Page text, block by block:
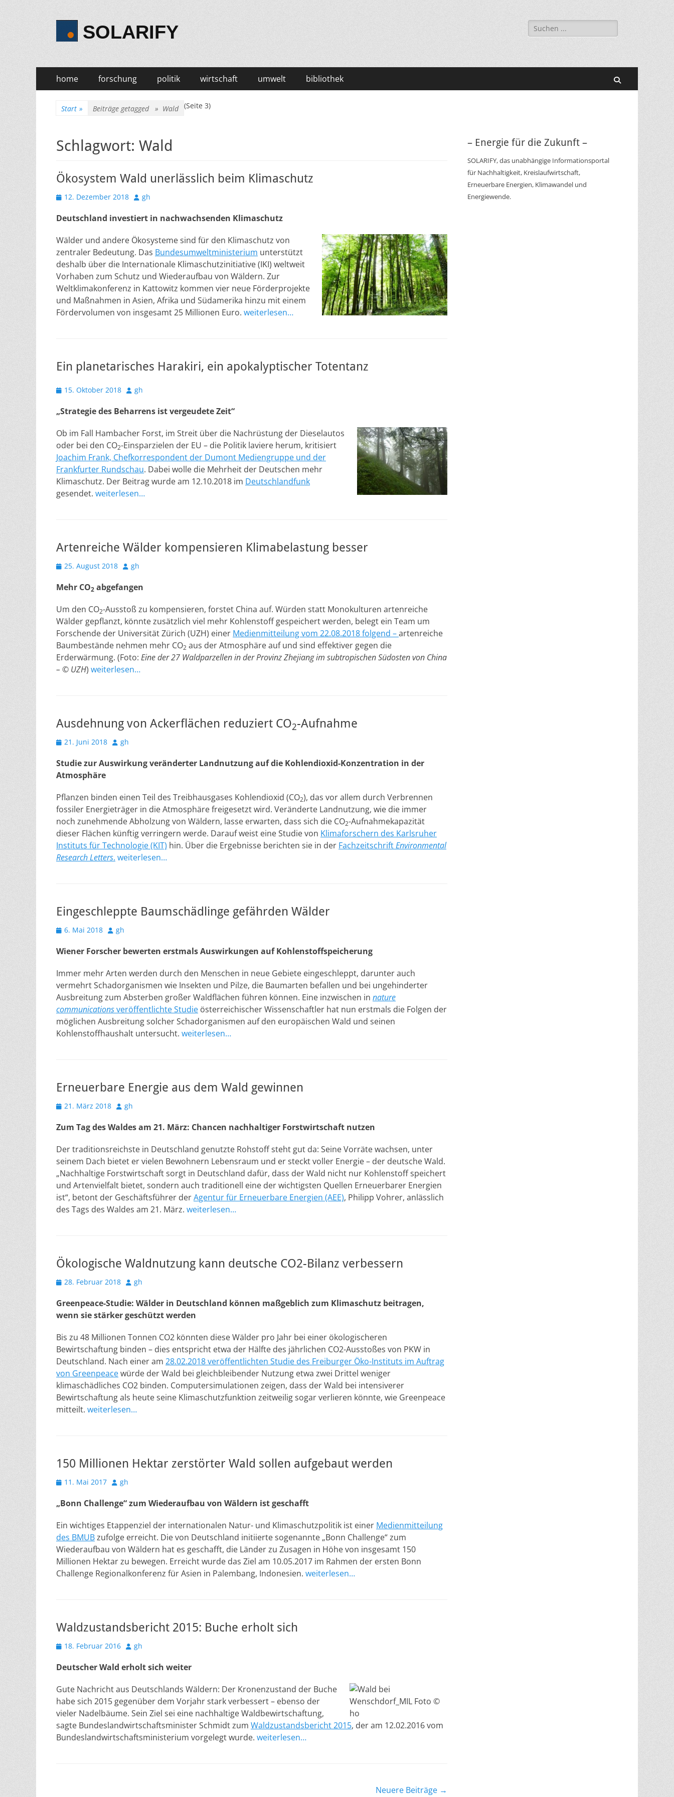
SOLARIFY
Suchen
nach:
Primäres
Menü
Zum
Inhalt
home forschung politik wirtschaft umwelt bibliothek
Start » Beiträge getagged » Wald (Seite 3)
Schlagwort: Wald
Ökosystem Wald unerlässlich beim Klimaschutz
Veröffentlicht
12. Dezember 2018 Autor
gh
Deutschland investiert in nachwachsenden Klimaschutz
Wälder und andere Ökosysteme sind für den Klimaschutz von
zentraler Bedeutung. Das Bundesumweltministerium unterstützt
deshalb über die Internationale Klimaschutzinitiative (IKI) weltweit
Vorhaben zum Schutz und Wiederaufbau von Wäldern. Zur
Weltklimakonferenz in Kattowitz kommen vier neue Förderprojekte
und Maßnahmen in Asien, Afrika und Südamerika hinzu mit einem
Fördervolumen von insgesamt 25 Millionen Euro. weiterlesen…
Ein planetarisches Harakiri, ein apokalyptischer Totentanz
Veröffentlicht
15. Oktober 2018 Autor
gh
„Strategie des Beharrens ist vergeudete Zeit“
Ob im Fall Hambacher Forst, im Streit über die Nachrüstung der Dieselautos
oder bei den CO2-Einsparzielen der EU – die Politik laviere herum, kritisiert
Joachim Frank, Chefkorrespondent der Dumont Mediengruppe und der
Frankfurter Rundschau. Dabei wolle die Mehrheit der Deutschen mehr
Klimaschutz. Der Beitrag wurde am 12.10.2018 im Deutschlandfunk
gesendet. weiterlesen…
Artenreiche Wälder kompensieren Klimabelastung besser
Veröffentlicht
25. August 2018 Autor
gh
Mehr CO2 abgefangen
Um den CO2-Ausstoß zu kompensieren, forstet China auf. Würden statt Monokulturen artenreiche
Wälder gepflanzt, könnte zusätzlich viel mehr Kohlenstoff gespeichert werden, belegt ein Team um
Forschende der Universität Zürich (UZH) einer Medienmitteilung vom 22.08.2018 folgend –artenreiche
Baumbestände nehmen mehr CO2 aus der Atmosphäre auf und sind effektiver gegen die
Erderwärmung. (Foto: Eine der 27 Waldparzellen in der Provinz Zhejiang im subtropischen Südosten von China
– © UZH) weiterlesen…
Ausdehnung von Ackerflächen reduziert CO2-Aufnahme
Veröffentlicht
21. Juni 2018 Autor
gh
Studie zur Auswirkung veränderter Landnutzung auf die Kohlendioxid-Konzentration in der
Atmosphäre
Pflanzen binden einen Teil des Treibhausgases Kohlendioxid (CO2), das vor allem durch Verbrennen
fossiler Energieträger in die Atmosphäre freigesetzt wird. Veränderte Landnutzung, wie die immer
noch zunehmende Abholzung von Wäldern, lasse erwarten, dass sich die CO2-Aufnahmekapazität
dieser Flächen künftig verringern werde. Darauf weist eine Studie von Klimaforschern des Karlsruher
Instituts für Technologie (KIT) hin. Über die Ergebnisse berichten sie in der FachzeitschriftEnvironmental
Research Letters. weiterlesen…
Eingeschleppte Baumschädlinge gefährden Wälder
Veröffentlicht
6. Mai 2018 Autor
gh
Wiener Forscher bewerten erstmals Auswirkungen auf Kohlenstoffspeicherung
Immer mehr Arten werden durch den Menschen in neue Gebiete eingeschleppt, darunter auch
vermehrt Schadorganismen wie Insekten und Pilze, die Baumarten befallen und bei ungehinderter
Ausbreitung zum Absterben großer Waldflächen führen können. Eine inzwischen in nature
communicationsveröffentlichte Studie österreichischer Wissenschaftler hat nun erstmals die Folgen der
möglichen Ausbreitung solcher Schadorganismen auf den europäischen Wald und seinen
Kohlenstoffhaushalt untersucht. weiterlesen…
Erneuerbare Energie aus dem Wald gewinnen
Veröffentlicht
21. März 2018 Autor
gh
Zum Tag des Waldes am 21. März: Chancen nachhaltiger Forstwirtschaft nutzen
Der traditionsreichste in Deutschland genutzte Rohstoff steht gut da: Seine Vorräte wachsen, unter
seinem Dach bietet er vielen Bewohnern Lebensraum und er steckt voller Energie – der deutsche Wald.
„Nachhaltige Forstwirtschaft sorgt in Deutschland dafür, dass der Wald nicht nur Kohlenstoff speichert
und Artenvielfalt bietet, sondern auch traditionell eine der wichtigsten Quellen Erneuerbarer Energien
ist“, betont der Geschäftsführer derAgentur für Erneuerbare Energien (AEE), Philipp Vohrer, anlässlich
des Tags des Waldes am 21. März. weiterlesen…
Ökologische Waldnutzung kann deutsche CO2-Bilanz verbessern
Veröffentlicht
28. Februar 2018 Autor
gh
Greenpeace-Studie: Wälder in Deutschland können maßgeblich zum Klimaschutz beitragen,
wenn sie stärker geschützt werden
Bis zu 48 Millionen Tonnen CO2 könnten diese Wälder pro Jahr bei einer ökologischeren
Bewirtschaftung binden – dies entspricht etwa der Hälfte des jährlichen CO2-Ausstoßes von PKW in
Deutschland. Nach einer am 28.02.2018 veröffentlichten Studie des Freiburger Öko-Instituts im Auftrag
von Greenpeacewürde der Wald bei gleichbleibender Nutzung etwa zwei Drittel weniger
klimaschädliches CO2 binden. Computersimulationen zeigen, dass der Wald bei intensiverer
Bewirtschaftung als heute seine Klimaschutzfunktion zeitweilig sogar verlieren könnte, wie Greenpeace
mitteilt. weiterlesen…
150 Millionen Hektar zerstörter Wald sollen aufgebaut werden
Veröffentlicht
11. Mai 2017 Autor
gh
„Bonn Challenge“ zum Wiederaufbau von Wäldern ist geschafft
Ein wichtiges Etappenziel der internationalen Natur- und Klimaschutzpolitik ist einer Medienmitteilung
des BMUBzufolge erreicht. Die von Deutschland initiierte sogenannte „Bonn Challenge“ zum
Wiederaufbau von Wäldern hat es geschafft, die Länder zu Zusagen in Höhe von insgesamt 150
Millionen Hektar zu bewegen. Erreicht wurde das Ziel am 10.05.2017 im Rahmen der ersten Bonn
Challenge Regionalkonferenz für Asien in Palembang, Indonesien. weiterlesen…
Waldzustandsbericht 2015: Buche erholt sich
Veröffentlicht
18. Februar 2016 Autor
gh
Deutscher Wald erholt sich weiter
Gute Nachricht aus Deutschlands Wäldern: Der Kronenzustand der Buche
habe sich 2015 gegenüber dem Vorjahr stark verbessert – ebenso der
vieler Nadelbäume. Sein Ziel sei eine nachhaltige Waldbewirtschaftung,
sagte Bundeslandwirtschaftsminister Schmidt zum Waldzustandsbericht 2015, der am 12.02.2016 vom
Bundeslandwirtschaftsministerium vorgelegt wurde. weiterlesen…
Neuere Beiträge →
– Energie für die Zukunft –
SOLARIFY, das unabhängige Informationsportal
für Nachhaltigkeit, Kreislaufwirtschaft,
Erneuerbare Energien, Klimawandel und
Energiewende.